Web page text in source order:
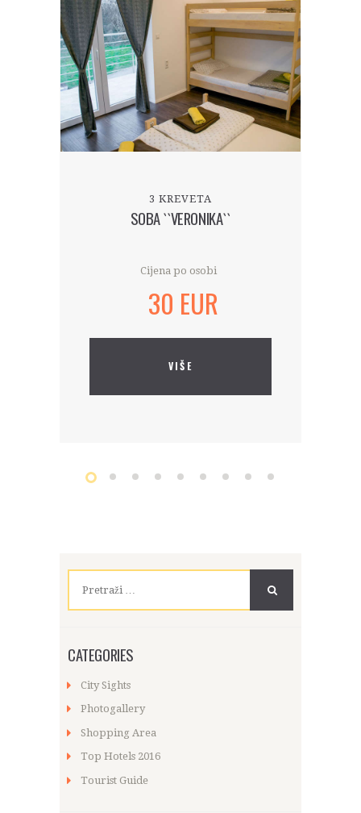
3 KREVETA
SOBA ``VERONIKA``
Cijena po osobi
30 EUR
VIŠE
CATEGORIES
City Sights
Photogallery
Shopping Area
Top Hotels 2016
Tourist Guide